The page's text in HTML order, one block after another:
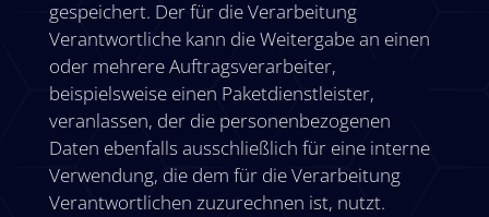
gespeichert. Der für die Verarbeitung
Verantwortliche kann die Weitergabe an einen
oder mehrere Auftragsverarbeiter,
beispielsweise einen Paketdienstleister,
veranlassen, der die personenbezogenen
Daten ebenfalls ausschließlich für eine interne
Verwendung, die dem für die Verarbeitung
Verantwortlichen zuzurechnen ist, nutzt.